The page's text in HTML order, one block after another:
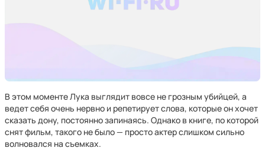
В этом моменте Лука выглядит вовсе не грозным убийцей, а
ведет себя очень нервно и репетирует слова, которые он хочет
сказать дону, постоянно запинаясь. Однако в книге, по которой
снят фильм, такого не было — просто актер слишком сильно
волновался на съемках.